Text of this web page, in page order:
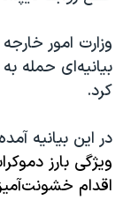
وزارت امور
بیانیه‌ای حمله
کرد.
در این بیانیه
ویژگی بارز
اقدام